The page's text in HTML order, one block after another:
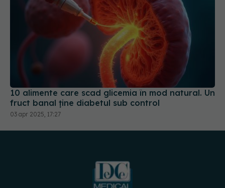
10 alimente care scad glicemia în mod natural. Un
fruct banal ține diabetul sub control
03 apr 2025, 17:27